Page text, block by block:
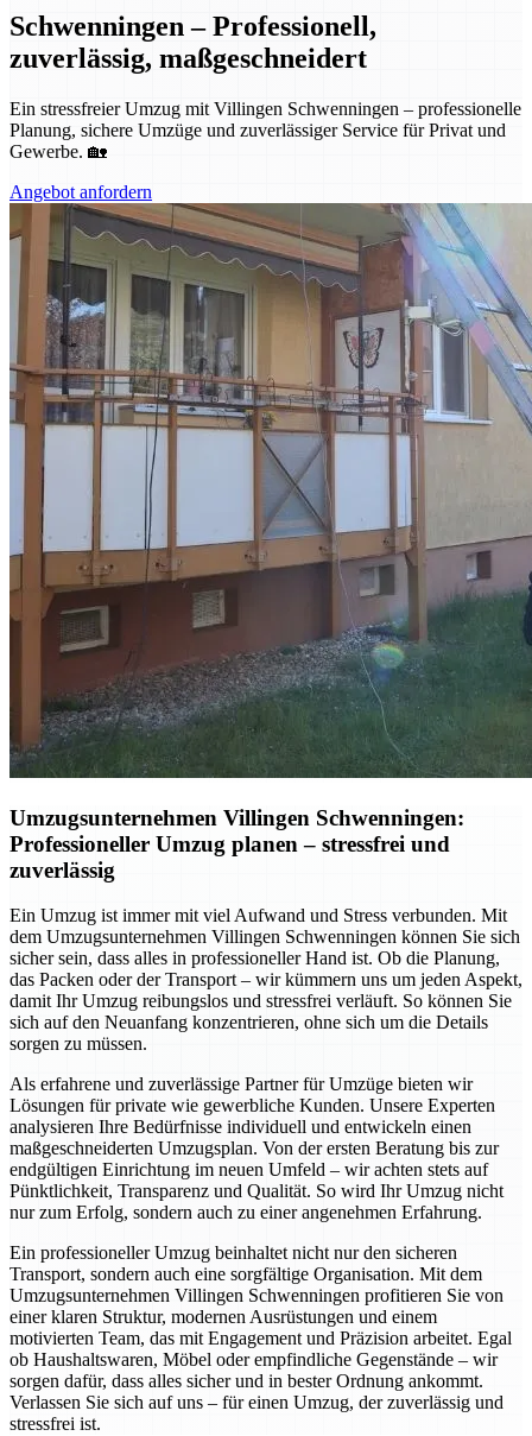
Schwenningen – Professionell,
zuverlässig, maßgeschneidert
Ein stressfreier Umzug mit Villingen Schwenningen – professionelle
Planung, sichere Umzüge und zuverlässiger Service für Privat und
Gewerbe. 🏡
Angebot anfordern
Umzugsunternehmen Villingen Schwenningen:
Professioneller Umzug planen – stressfrei und
zuverlässig
Ein Umzug ist immer mit viel Aufwand und Stress verbunden. Mit
dem Umzugsunternehmen Villingen Schwenningen können Sie sich
sicher sein, dass alles in professioneller Hand ist. Ob die Planung,
das Packen oder der Transport – wir kümmern uns um jeden Aspekt,
damit Ihr Umzug reibungslos und stressfrei verläuft. So können Sie
sich auf den Neuanfang konzentrieren, ohne sich um die Details
sorgen zu müssen.
Als erfahrene und zuverlässige Partner für Umzüge bieten wir
Lösungen für private wie gewerbliche Kunden. Unsere Experten
analysieren Ihre Bedürfnisse individuell und entwickeln einen
maßgeschneiderten Umzugsplan. Von der ersten Beratung bis zur
endgültigen Einrichtung im neuen Umfeld – wir achten stets auf
Pünktlichkeit, Transparenz und Qualität. So wird Ihr Umzug nicht
nur zum Erfolg, sondern auch zu einer angenehmen Erfahrung.
Ein professioneller Umzug beinhaltet nicht nur den sicheren
Transport, sondern auch eine sorgfältige Organisation. Mit dem
Umzugsunternehmen Villingen Schwenningen profitieren Sie von
einer klaren Struktur, modernen Ausrüstungen und einem
motivierten Team, das mit Engagement und Präzision arbeitet. Egal
ob Haushaltswaren, Möbel oder empfindliche Gegenstände – wir
sorgen dafür, dass alles sicher und in bester Ordnung ankommt.
Verlassen Sie sich auf uns – für einen Umzug, der zuverlässig und
stressfrei ist.